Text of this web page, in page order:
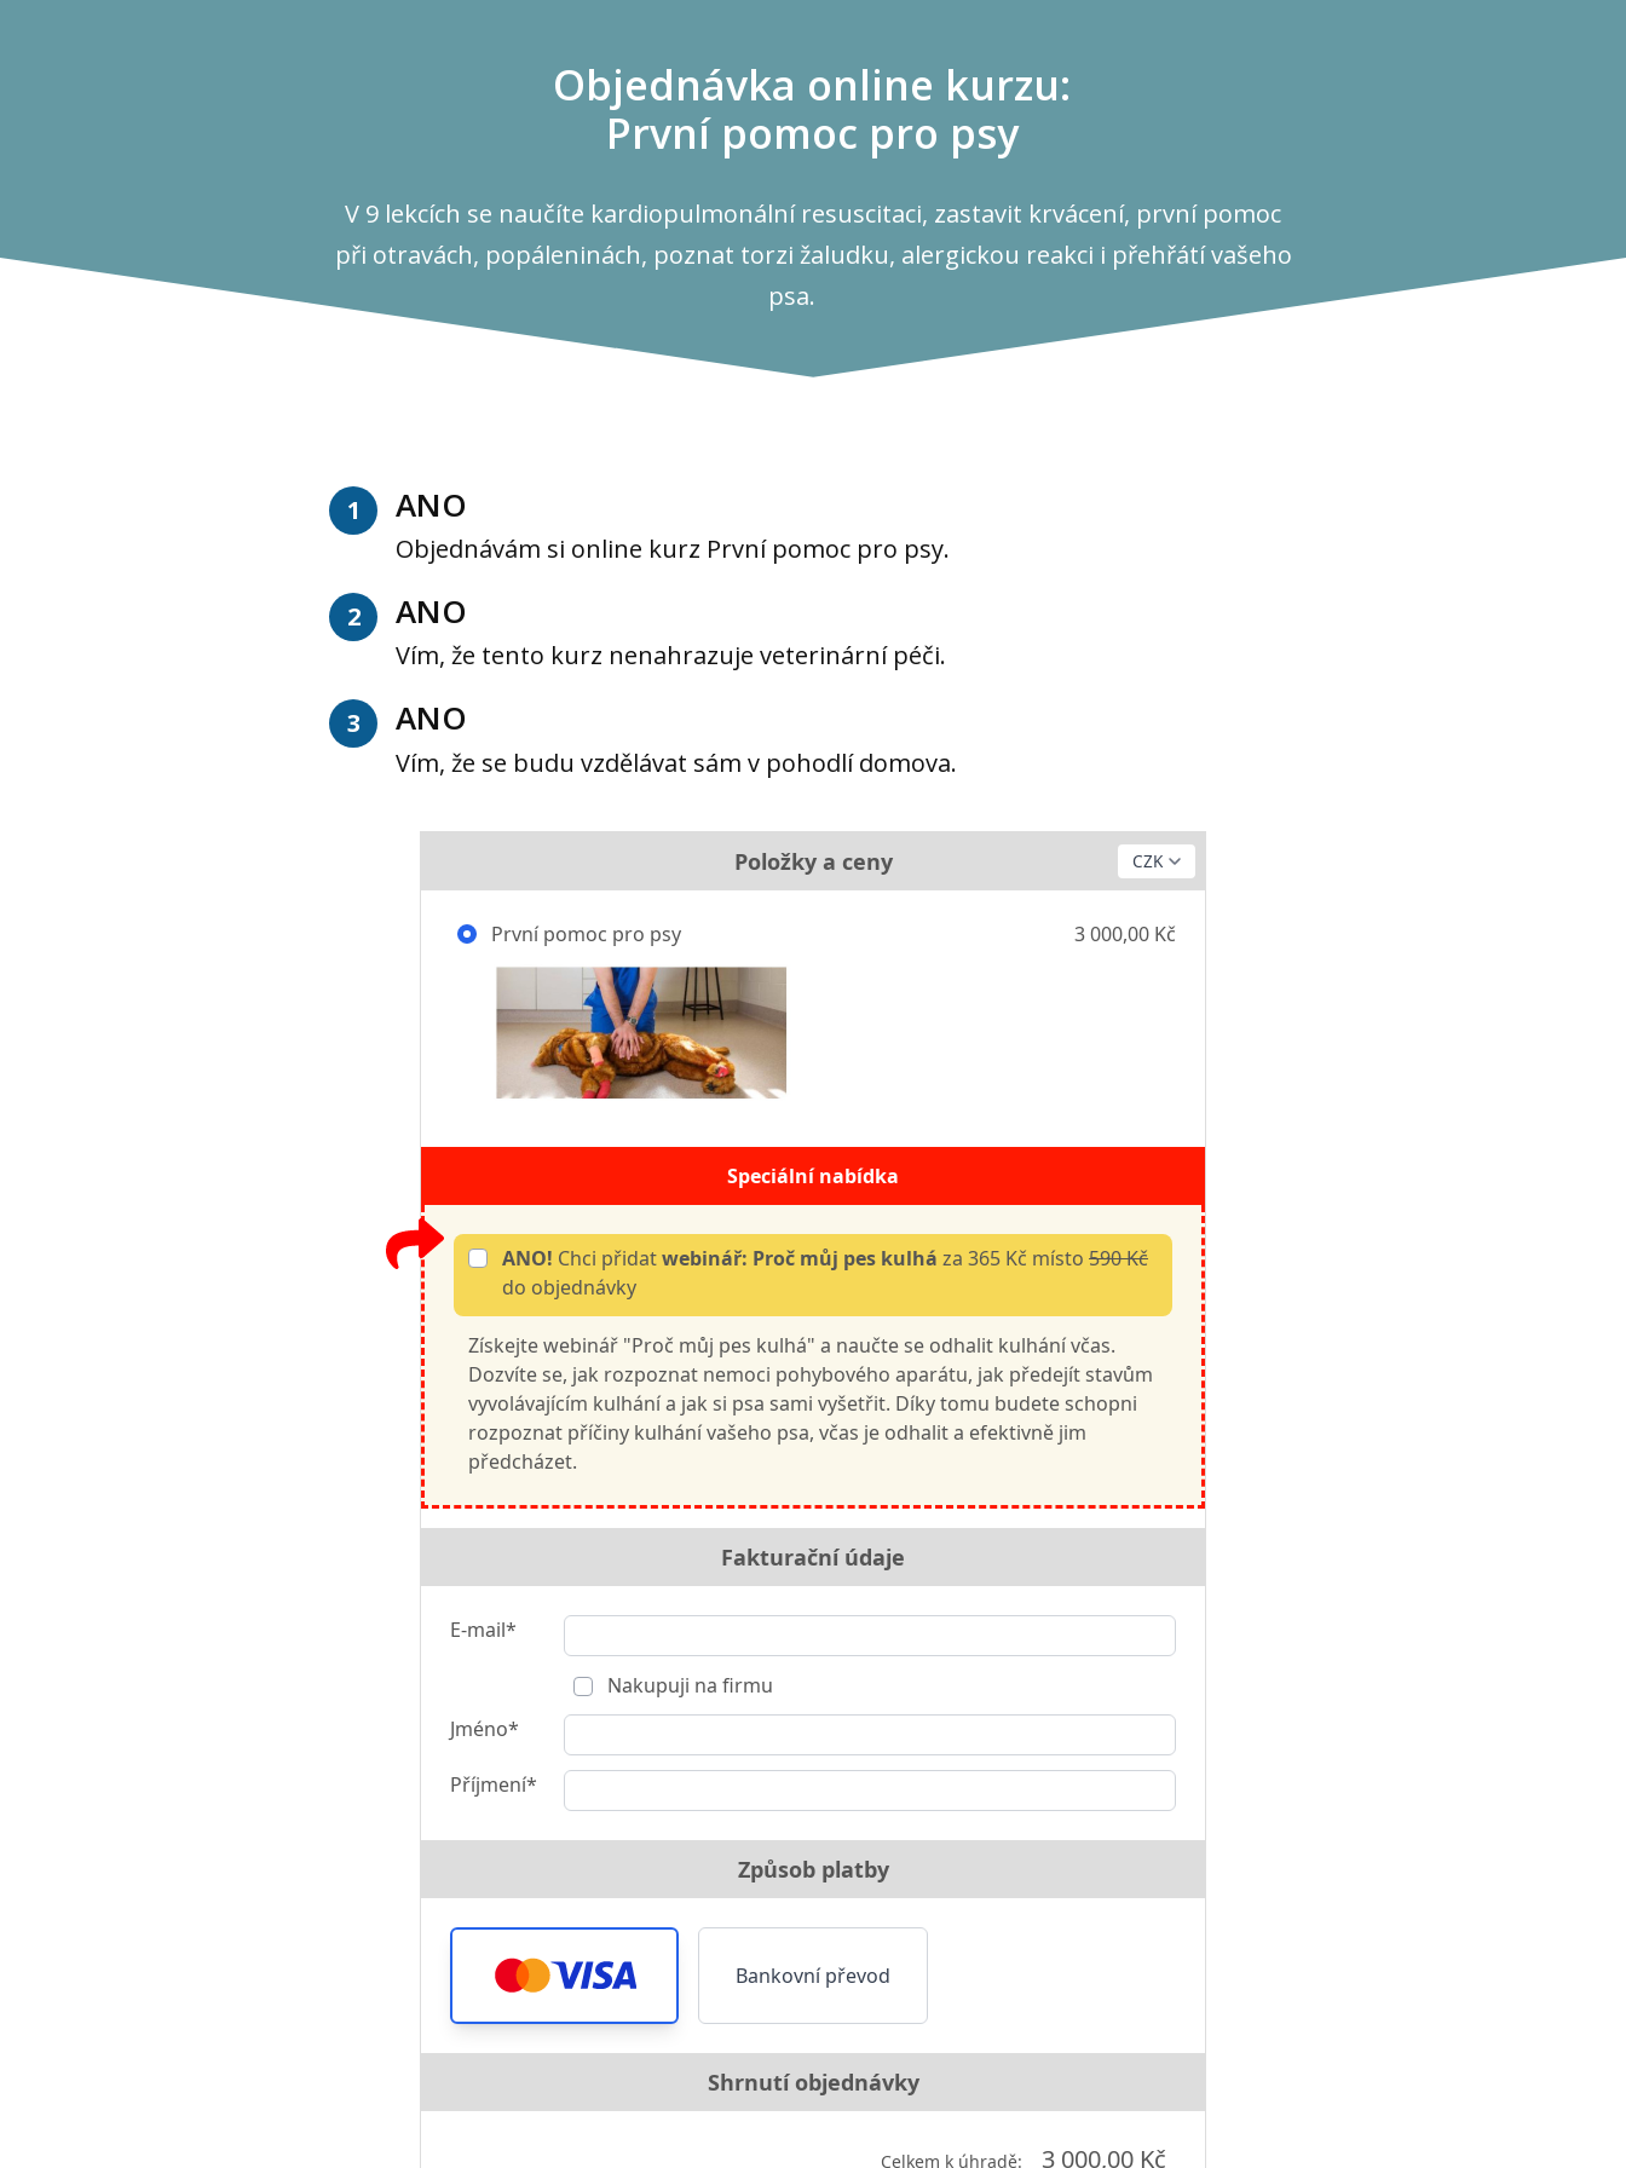
Objednávka online kurzu:
První pomoc pro psy
V 9 lekcích se naučíte kardiopulmonální resuscitaci, zastavit krvácení, první pomoc
při otravách, popáleninách, poznat torzi žaludku, alergickou reakci i přehřátí vašeho
psa.
1 ANO
Objednávám si online kurz První pomoc pro psy.
2 ANO
Vím, že tento kurz nenahrazuje veterinární péči.
3 ANO
Vím, že se budu vzdělávat sám v pohodlí domova.
Položky a ceny
První pomoc pro psy 3 000,00 Kč
Speciální nabídka
ANO! Chci přidatwebinář: Proč můj pes kulhá za 365 Kč místo 590 Kč
do objednávky
Získejte webinář "Proč můj pes kulhá" a naučte se odhalit kulhání včas.
Dozvíte se, jak rozpoznat nemoci pohybového aparátu, jak předejít stavům
vyvolávajícím kulhání a jak si psa sami vyšetřit. Díky tomu budete schopni
rozpoznat příčiny kulhání vašeho psa, včas je odhalit a efektivně jim
předcházet.
Fakturační údaje
E-mail*
Nakupuji na firmu
Jméno*
Příjmení*
Způsob platby
Bankovní převod
Shrnutí objednávky
Celkem k úhradě: 3 000,00 Kč